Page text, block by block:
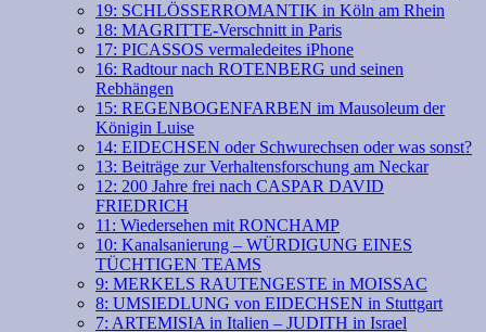
19: SCHLÖSSERROMANTIK in Köln am Rhein
18: MAGRITTE-Verschnitt in Paris
17: PICASSOS vermaledeites iPhone
16: Radtour nach ROTENBERG und seinen
Rebhängen
15: REGENBOGENFARBEN im Mausoleum der
Königin Luise
14: EIDECHSEN oder Schwurechsen oder was sonst?
13: Beiträge zur Verhaltensforschung am Neckar
12: 200 Jahre frei nach CASPAR DAVID
FRIEDRICH
11: Wiedersehen mit RONCHAMP
10: Kanalsanierung – WÜRDIGUNG EINES
TÜCHTIGEN TEAMS
9: MERKELS RAUTENGESTE in MOISSAC
8: UMSIEDLUNG von EIDECHSEN in Stuttgart
7: ARTEMISIA in Italien – JUDITH in Israel